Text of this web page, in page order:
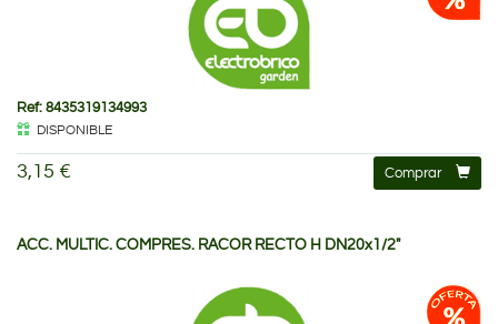
Ref: 8435319134993
DISPONIBLE
3,15 € Comprar
ACC. MULTIC. COMPRES. RACOR RECTO H DN20x1/2"